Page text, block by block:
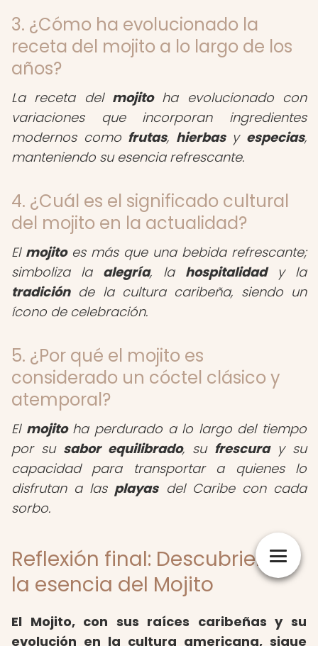
3. ¿Cómo ha evolucionado la
receta del mojito a lo largo de los
años?
La receta del mojitoha evolucionado con
variaciones que incorporan ingredientes
modernos como frutas, hierbasy especias,
manteniendo su esencia refrescante.
4. ¿Cuál es el significado cultural
del mojito en la actualidad?
El mojitoes más que una bebida refrescante;
simboliza la alegría, la hospitalidady la
tradiciónde la cultura caribeña, siendo un
ícono de celebración.
5. ¿Por qué el mojito es
considerado un cóctel clásico y
atemporal?
El mojitoha perdurado a lo largo del tiempo
por su sabor equilibrado, su frescuray su
capacidad para transportar a quienes lo
disfrutan a las playasdel Caribe con cada
sorbo.
Reflexión final: Descubriendo
la esencia del Mojito
El Mojito, con sus raíces caribeñas y su
evolución en la cultura americana, sigue